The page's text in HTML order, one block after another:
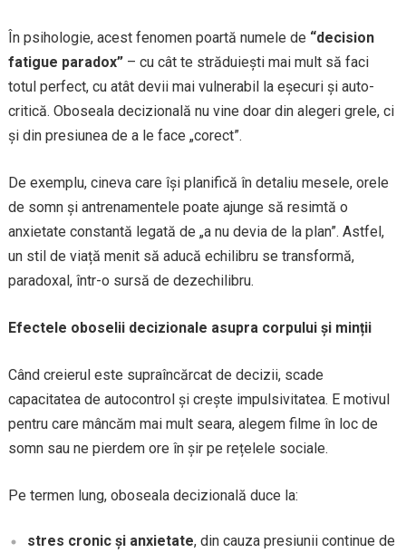
În psihologie, acest fenomen poartă numele de “decision
fatigue paradox”– cu cât te străduiești mai mult să faci
totul perfect, cu atât devii mai vulnerabil la eșecuri și auto-
critică. Oboseala decizională nu vine doar din alegeri grele, ci
și din presiunea de a le face „corect”.
De exemplu, cineva care își planifică în detaliu mesele, orele
de somn și antrenamentele poate ajunge să resimtă o
anxietate constantă legată de „a nu devia de la plan”. Astfel,
un stil de viață menit să aducă echilibru se transformă,
paradoxal, într-o sursă de dezechilibru.
Efectele oboselii decizionale asupra corpului și minții
Când creierul este supraîncărcat de decizii, scade
capacitatea de autocontrol și crește impulsivitatea. E motivul
pentru care mâncăm mai mult seara, alegem filme în loc de
somn sau ne pierdem ore în șir pe rețelele sociale.
Pe termen lung, oboseala decizională duce la:
stres cronic și anxietate, din cauza presiunii continue de